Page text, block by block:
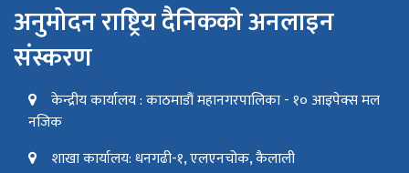
अनुमोदन राष्ट्रिय दैनिकको अनलाइन
संस्करण
केन्द्रीय कार्यालय : काठमाडौं महानगरपालिका - १० आइपेक्स मल
नजिक
शाखा कार्यालय: धनगढी-१, एलएनचोक, कैलाली